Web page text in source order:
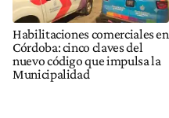
Habilitaciones comerciales en
Córdoba: cinco claves del
nuevo código que impulsa la
Municipalidad